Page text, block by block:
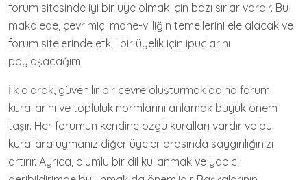
forum sitesinde iyi bir üye olmak için bazı sırlar vardır. Bu
makalede, çevrimiçi mane-vliliğin temellerini ele alacak ve
forum sitelerinde etkili bir üyelik için ipuçlarını
paylaşacağım.
İlk olarak, güvenilir bir çevre oluşturmak adına forum
kurallarını ve topluluk normlarını anlamak büyük önem
taşır. Her forumun kendine özgü kuralları vardır ve bu
kurallara uymanız diğer üyeler arasında saygınlığınızı
artırır. Ayrıca, olumlu bir dil kullanmak ve yapıcı